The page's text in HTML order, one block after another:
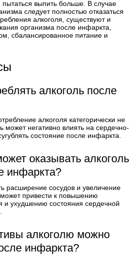
пытаться выпить больше. В случае
следует полностью отказаться
алкоголя, существуют и
организма после инфаркта,
сбалансированное питание и
алкоголь после
алкоголя категорически не
может негативно влиять на сердечно-
состояние после инфаркта.
оказывать алкоголь
инфаркта?
расширение сосудов и увеличение
может привести к повышению
и ухудшению состояния сердечной
алкоголю можно
инфаркта?